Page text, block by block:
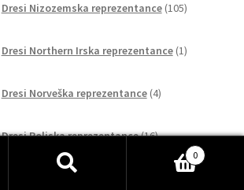
Dresi Nizozemska reprezentance 105izdelkov
Dresi Northern Irska reprezentance 1izdelek
Dresi Norveška reprezentance 4izdelki
Dresi Poljska reprezentance 16 izdelkov
160
0